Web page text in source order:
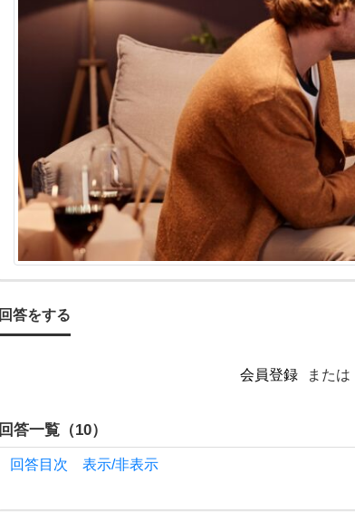
つ
て質
問し
ま
す！
お付
き合
し
て
い
回答をする
会員登録 または
回答一覧（10）
回答目次 表示/非表示